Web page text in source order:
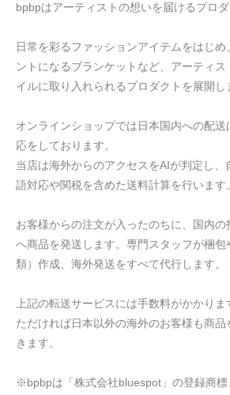
bpbpはアーティストの想いを届けるプロダ
日常を彩るファッションアイテムをはじ
ントになるブランケットなど、アーティ
イルに取り入れられるプロダクトを展開し
オンラインショップでは日本国内への配
応をしております。
当店は海外からのアクセスをAIが判定し
語対応や関税を含めた送料計算を行います。
お客様からの注文が入ったのちに、国内の
へ商品を発送します。専門スタッフが梱
類）作成、海外発送をすべて代行します。
上記の転送サービスには手数料がかかり
ただければ日本以外の海外のお客様も商
きます。
※bpbpは「株式会社bluespot」の登録商標